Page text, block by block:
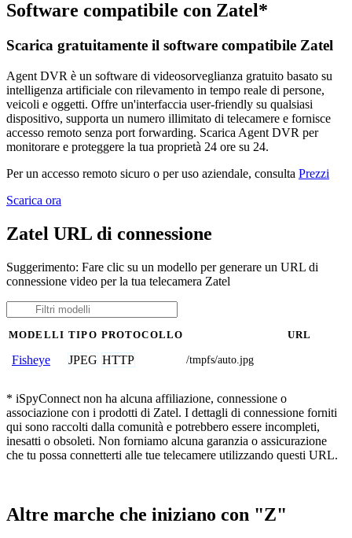
Software compatibile con Zatel*
Scarica gratuitamente il software compatibile Zatel
Agent DVR è un software di videosorveglianza gratuito basato su
intelligenza artificiale con rilevamento in tempo reale di persone,
veicoli e oggetti. Offre un'interfaccia user-friendly su qualsiasi
dispositivo, supporta un numero illimitato di telecamere e fornisce
accesso remoto senza port forwarding. Scarica Agent DVR per
monitorare e proteggere la tua proprietà 24 ore su 24.
Per un accesso remoto sicuro o per uso aziendale, consulta Prezzi
Scarica ora
Zatel URL di connessione
Suggerimento: Fare clic su un modello per generare un URL di
connessione video per la tua telecamera Zatel
MODELLI TIPO PROTOCOLLO URL
Fisheye JPEG HTTP /tmpfs/auto.jpg
* iSpyConnect non ha alcuna affiliazione, connessione o
associazione con i prodotti di Zatel. I dettagli di connessione forniti
qui sono raccolti dalla comunità e potrebbero essere incompleti,
inesatti o obsoleti. Non forniamo alcuna garanzia o assicurazione
che tu possa connetterti alle tue telecamere utilizzando questi URL.
Altre marche che iniziano con "Z"